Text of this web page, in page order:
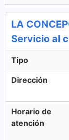
LA
Servicio al
Tipo
Dirección
Horario de
atención